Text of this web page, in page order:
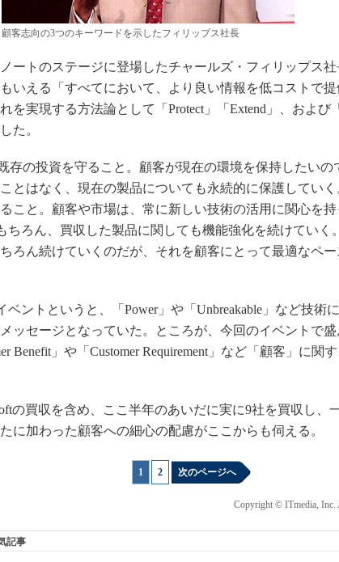
顧客志向の3つのキーワードを示したフィリップス社長
ートのステージに登場したチャールズ・フィリップス社
いえる「すべてにおいて、より良い情報を低コストで提
を実現する方法論として「Protect」「Extend」、および
た。
存の投資を守ること。顧客が現在の環境を保持したいの
とはなく、現在の製品についても永続的に保護していく
こと。顧客や市場は、常に新しい技術の活用に関心を持
ちろん、買収した製品に関しても機能強化を続けていく
ろん続けていくのだが、それを顧客にとって最適なペ
ントというと、「Power」や「Unbreakable」など技術
ッセージとなっていた。ところが、今回のイベントで
Benefit」や「Customer Requirement」など「顧客」に関
の買収を含め、ここ半年のあいだに実に9社を買収し、
に加わった顧客への細心の配慮がここからも伺える。
1 2 次のページへ
Copyright © ITmedia, Inc.
記事